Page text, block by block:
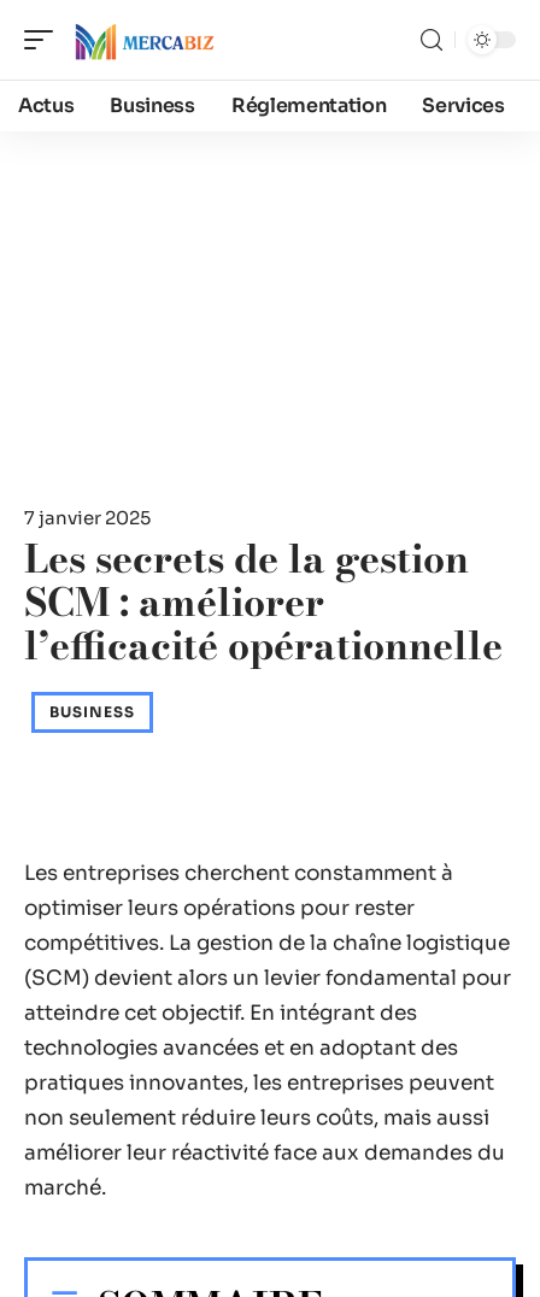
Actus Business Réglementation Services
7 janvier 2025
Les secrets de la gestion
SCM : améliorer
l’efficacité opérationnelle
BUSINESS
Les entreprises cherchent constamment à
optimiser leurs opérations pour rester
compétitives. La gestion de la chaîne logistique
(SCM) devient alors un levier fondamental pour
atteindre cet objectif. En intégrant des
technologies avancées et en adoptant des
pratiques innovantes, les entreprises peuvent
non seulement réduire leurs coûts, mais aussi
améliorer leur réactivité face aux demandes du
marché.